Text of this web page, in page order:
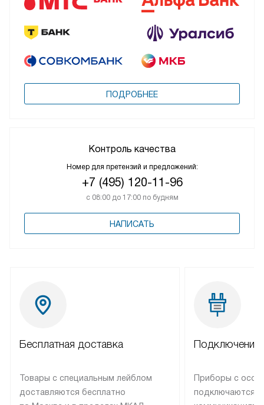
ПОДРОБНЕЕ
Контроль качества
Номер для претензий и предложений:
+7 (495) 120-11-96
с 08:00 до 17:00 по будням
НАПИСАТЬ
Бесплатная доставка
Товары с специальным лейблом
доставляются бесплатно
Подключение
Приборы с
подключаются к